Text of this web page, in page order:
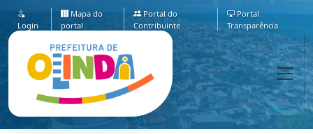
Login
Mapa do
portal
Portal do
Contribuinte
Portal
Transparência